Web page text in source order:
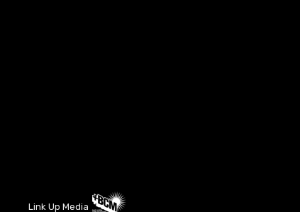
Link Up Media